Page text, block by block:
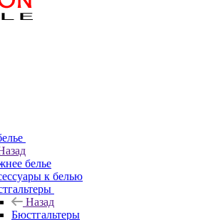
белье
к белью
Назад
Бюстгальтеры